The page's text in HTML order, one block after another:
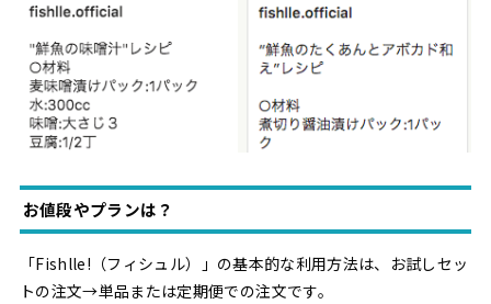
お値段やプランは？
「Fishlle!（フィシュル）」の基本的な利用方法は、お試しセッ
トの注文→単品または定期便での注文です。